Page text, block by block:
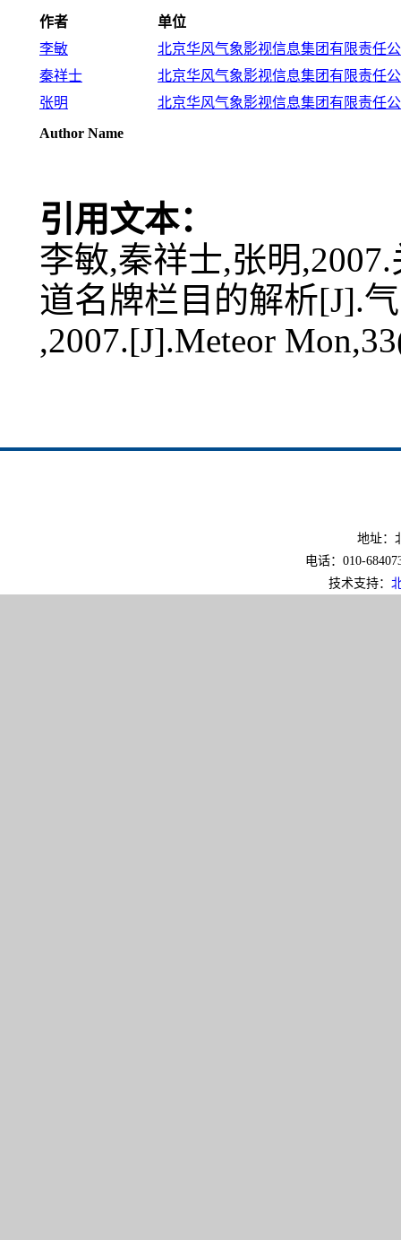
作者
单位
李敏
北京华风气象影视信息集团有限责任公
秦祥士
北京华风气象影视信息集团有限责任公
张明
北京华风气象影视信息集团有限责任公
Author Name
引用文本：
李敏,秦祥士,张明
道名牌栏目的解析[J].
,2007.[J].Meteor
地址：
电话：010-
技术支持：